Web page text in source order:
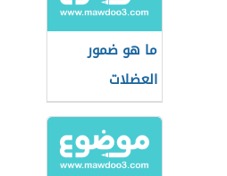
ما هو ضمور
العضلات